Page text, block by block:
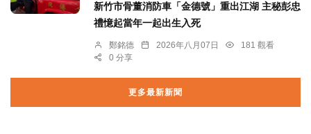
新竹市骨董消防車「金德號」重出江湖 主秘彭忠
禮憶起當年一起出生入死
鄭銘德 2026年八月07日
181 觀看
0 分享
更多最新新聞